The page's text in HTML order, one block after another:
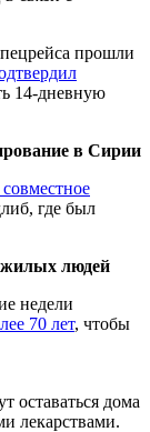
прошли
14-дневную
в Сирии
где был
людей
недели
70 лет, чтобы
оставаться дома
лекарствами.